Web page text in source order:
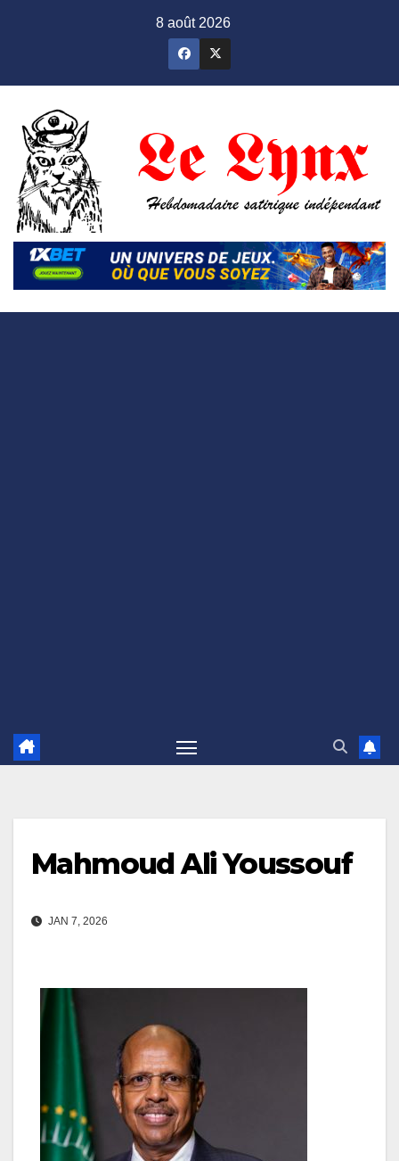
8 août 2026
Mahmoud Ali Youssouf
JAN 7, 2026